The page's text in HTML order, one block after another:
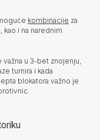
kombinacije za
i na narednim
u 3-bet znojenju,
turnira i kada
blokatora važno je